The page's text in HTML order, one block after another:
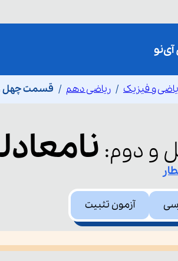
و فیزیک ریاضی دهم قسمت چهل و
و دوم:
آزمون تثبیت